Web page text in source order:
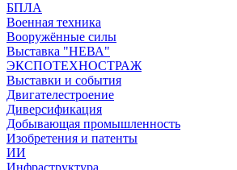
БПЛА
Военная техника
Вооружённые силы
Выставка "НЕВА"
ЭКСПОТЕХНОСТРАЖ
Выставки и события
Двигателестроение
Диверсификация
Добывающая промышленность
Изобретения и патенты
ИИ
Инфраструктура